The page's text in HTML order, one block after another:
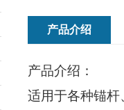
产品介绍
产品介绍：
适用于各种锚